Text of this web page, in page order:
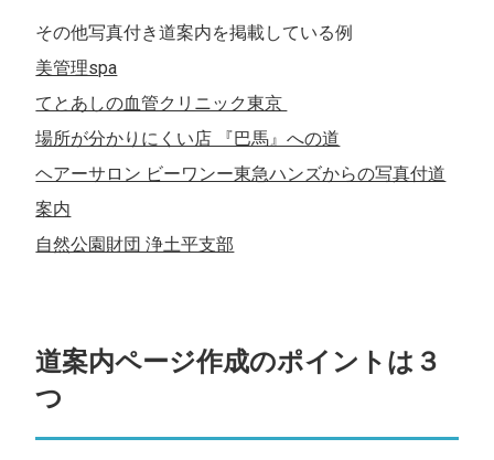
その他写真付き道案内を掲載している例
美管理spa
てとあしの血管クリニック東京
場所が分かりにくい店 『巴馬』への道
ヘアーサロン ビーワンー東急ハンズからの写真付道
案内
自然公園財団 浄土平支部
道案内ページ作成のポイントは３
つ